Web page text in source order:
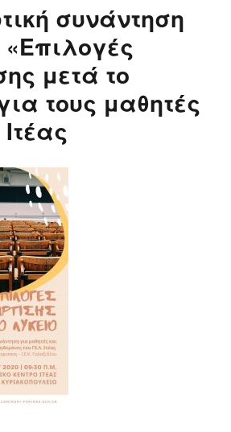
συνάντηση
μετά το
τους μαθητές